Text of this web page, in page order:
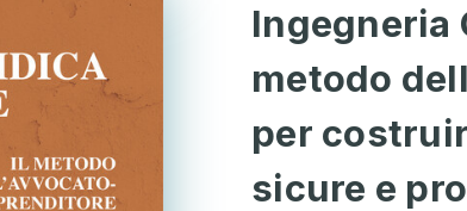
Ingegneria
metodo
per
sicure e